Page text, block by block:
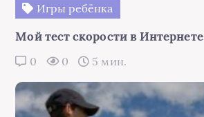
Игры ребёнка
Мой тест скорости в Интернете
0 0 5 мин.